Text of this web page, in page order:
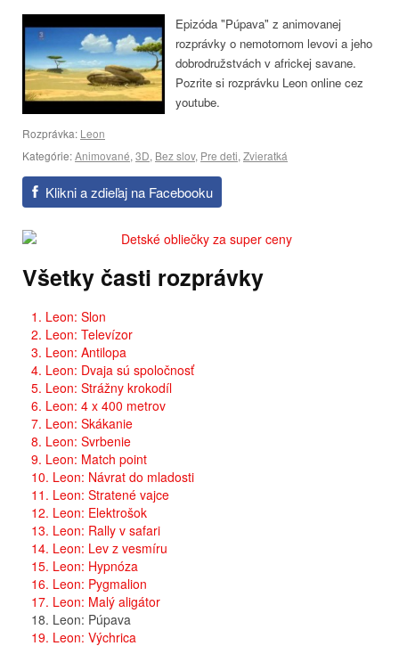
Epizóda "Púpava" z animovanej
rozprávky o nemotornom levovi a jeho
dobrodružstvách v africkej savane.
Pozrite si rozprávku Leon online cez
youtube.
Rozprávka: Leon
Kategórie:Animované, 3D, Bez slov, Pre deti, Zvieratká
Klikni a zdieľaj na Facebooku
Všetky časti rozprávky
1. Leon: Slon
2. Leon: Televízor
3. Leon: Antilopa
4. Leon: Dvaja sú spoločnosť
5. Leon: Strážny krokodíl
6. Leon: 4 x 400 metrov
7. Leon: Skákanie
8. Leon: Svrbenie
9. Leon: Match point
10. Leon: Návrat do mladosti
11. Leon: Stratené vajce
12. Leon: Elektrošok
13. Leon: Rally v safari
14. Leon: Lev z vesmíru
15. Leon: Hypnóza
16. Leon: Pygmalion
17. Leon: Malý aligátor
18. Leon: Púpava
19. Leon: Výchrica